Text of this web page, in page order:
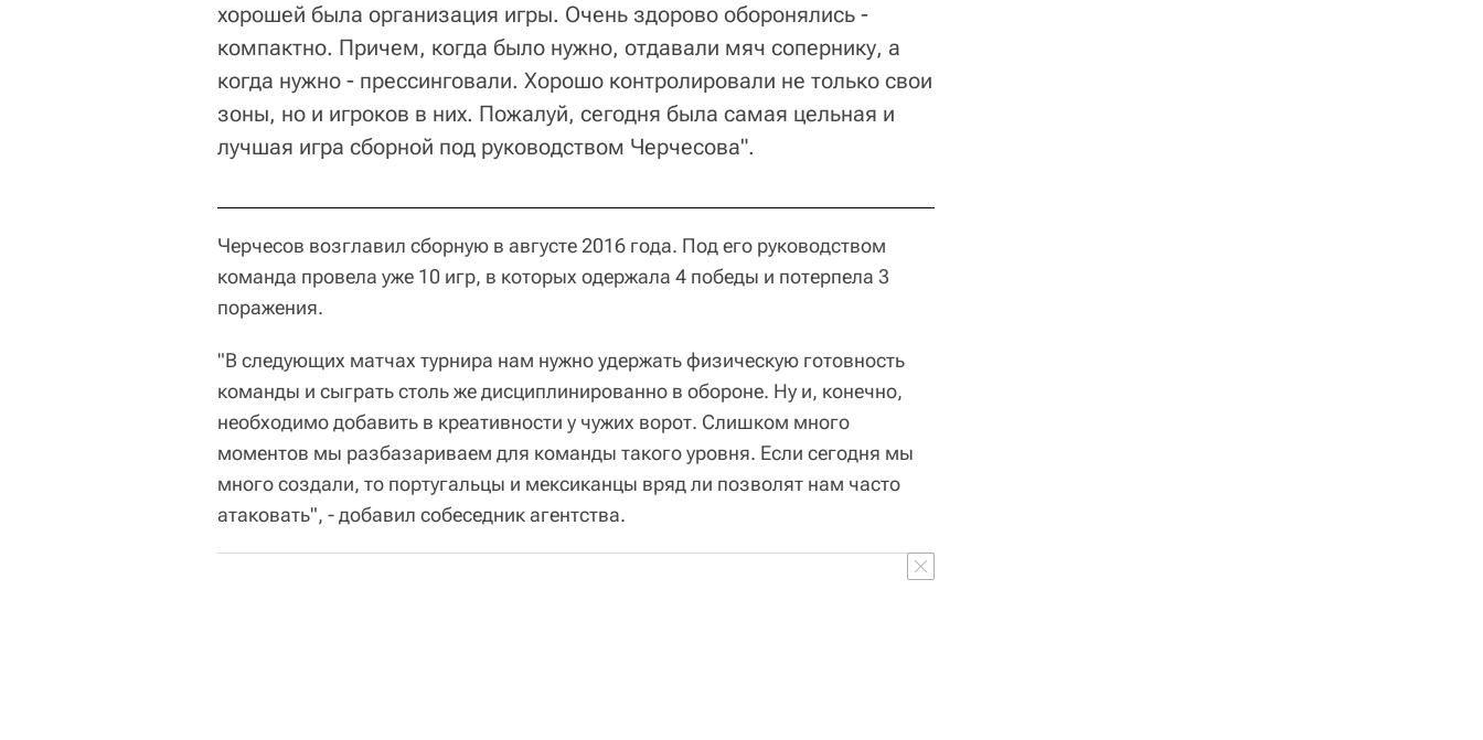
хорошей была организация игры. Очень здорово оборонялись -
компактно. Причем, когда было нужно, отдавали мяч сопернику, а
когда нужно - прессинговали. Хорошо контролировали не только свои
зоны, но и игроков в них. Пожалуй, сегодня была самая цельная и
лучшая игра сборной под руководством Черчесова".
Черчесов возглавил сборную в августе 2016 года. Под его руководством
команда провела уже 10 игр, в которых одержала 4 победы и потерпела 3
поражения.
"В следующих матчах турнира нам нужно удержать физическую готовность
команды и сыграть столь же дисциплинированно в обороне. Ну и, конечно,
необходимо добавить в креативности у чужих ворот. Слишком много
моментов мы разбазариваем для команды такого уровня. Если сегодня мы
много создали, то португальцы и мексиканцы вряд ли позволят нам часто
атаковать", - добавил собеседник агентства.